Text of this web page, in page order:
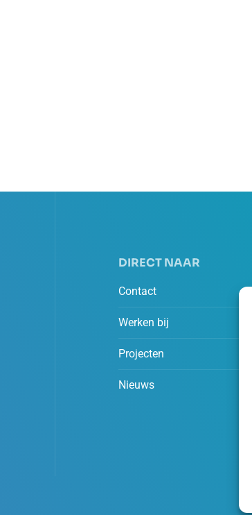
DIRECT NAAR
Contact
Werken bij
Projecten
Nieuws